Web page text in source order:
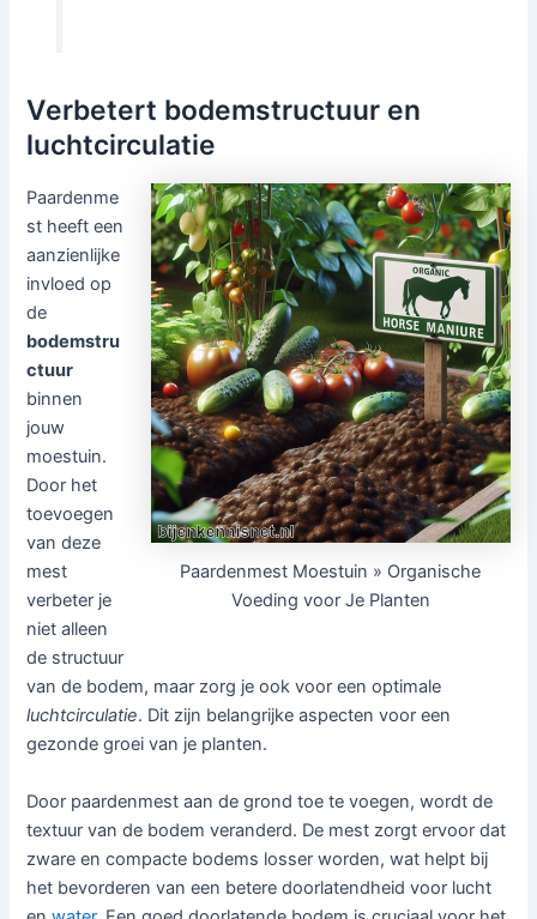
Verbetert bodemstructuur en
luchtcirculatie
Paardenmest Moestuin » Organische
Voeding voor Je Planten
Paardenme
st heeft een
aanzienlijke
invloed op
de
bodemstru
ctuur
binnen
jouw
moestuin.
Door het
toevoegen
van deze
mest
verbeter je
niet alleen
de structuur
van de bodem, maar zorg je ook voor een optimale
luchtcirculatie. Dit zijn belangrijke aspecten voor een
gezonde groei van je planten.
Door paardenmest aan de grond toe te voegen, wordt de
textuur van de bodem veranderd. De mest zorgt ervoor dat
zware en compacte bodems losser worden, wat helpt bij
het bevorderen van een betere doorlatendheid voor lucht